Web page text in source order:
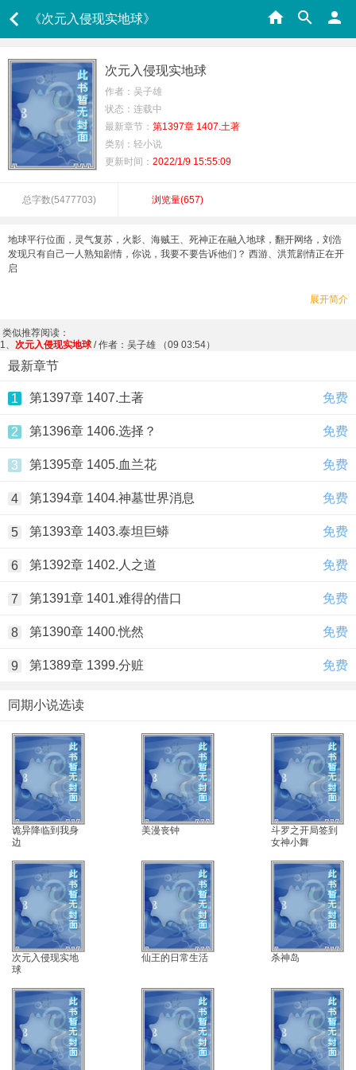
《次元入侵现实地球》
次元入侵现实地球
作者：吴子雄
状态：连载中
最新章节： 第1397章 1407.土著
类别：轻小说
更新时间： 2022/1/9 15:55:09
总字数(5477703) 浏览量(657)
地球平行位面，灵气复苏，火影、海贼王、死神正在融入地球，翻开网络，刘浩
发现只有自己一人熟知剧情，你说，我要不要告诉他们？ 西游、洪荒剧情正在开
启
展开简介
类似推荐阅读：
1、 次元入侵现实地球/ 作者：吴子雄 （09 03:54）
最新章节
1 第1397章 1407.土著 免费
2 第1396章 1406.选择？ 免费
3 第1395章 1405.血兰花 免费
4 第1394章 1404.神墓世界消息 免费
5 第1393章 1403.泰坦巨蟒 免费
6 第1392章 1402.人之道 免费
7 第1391章 1401.难得的借口 免费
8 第1390章 1400.恍然 免费
9 第1389章 1399.分赃 免费
同期小说选读
诡异降临到我身
边
美漫丧钟
斗罗之开局签到
女神小舞
次元入侵现实地
球
仙王的日常生活 杀神岛